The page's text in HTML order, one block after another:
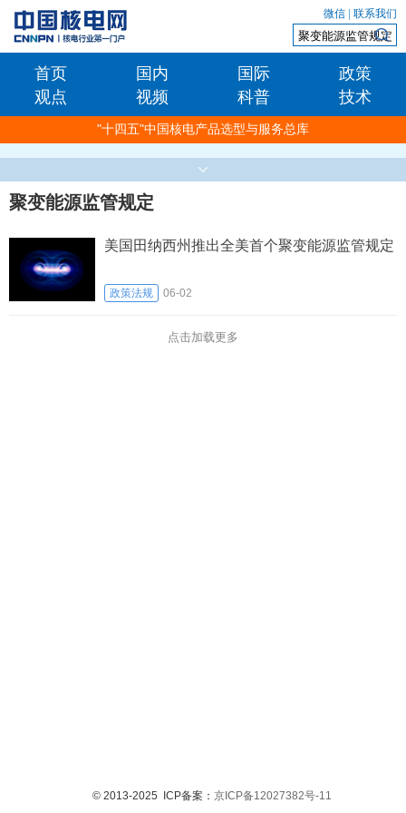
微信 联系我们
首页 国内 国际
政策
观点
视频 科普 技术
"十四五"中国核电产品选型与服务总库
聚变能源监管规定
美国田纳西州推出全美首个聚变能源监管规定
政策法规 06-02
点击加载更多
© 2013-2025 ICP备案： 京ICP备12027382号-11